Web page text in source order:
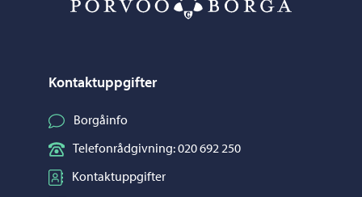
Kontaktuppgifter
Borgåinfo
Telefonrådgivning: 020 692 250
Kontaktuppgifter